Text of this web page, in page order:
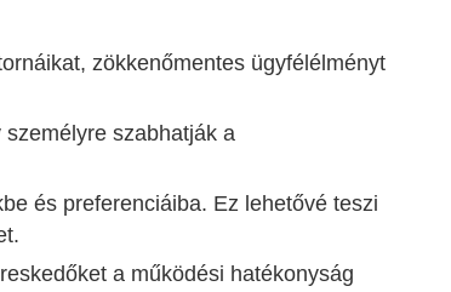
zökkenőmentes ügyfélélményt
szabhatják a
és preferenciáiba. Ez lehetővé teszi
a működési hatékonyság